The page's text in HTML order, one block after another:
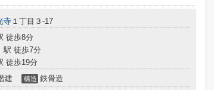
寺 １丁目３-17
徒歩8分
駅 徒歩7分
徒歩19分
建 構造 鉄骨造